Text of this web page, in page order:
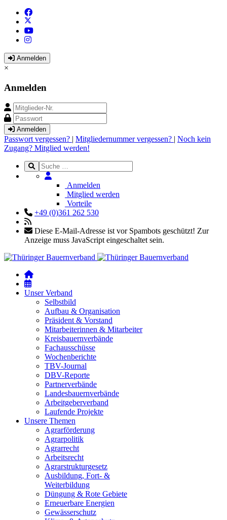
Anmelden
×
Anmelden
Anmelden
Passwort vergessen? | Mitgliedernummer vergessen? | Noch kein
Zugang? Mitglied werden!
Anmelden
Mitglied werden
Vorteile
+49 (0)361 262 530
Diese E-Mail-Adresse ist vor Spambots geschützt! Zur
Anzeige muss JavaScript eingeschaltet sein.
Unser Verband
Selbstbild
Aufbau & Organisation
Präsident & Vorstand
Mitarbeiterinnen & Mitarbeiter
Kreisbauernverbände
Fachausschüsse
Wochenberichte
TBV-Journal
DBV-Reporte
Partnerverbände
Landesbauernverbände
Arbeitgeberverband
Laufende Projekte
Unsere Themen
Agrarförderung
Agrarpolitik
Agrarrecht
Arbeitsrecht
Agrarstrukturgesetz
Ausbildung, Fort- &
Weiterbildung
Düngung & Rote Gebiete
Erneuerbare Energien
Gewässerschutz